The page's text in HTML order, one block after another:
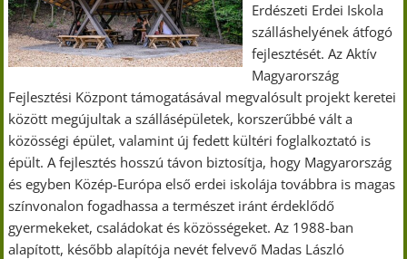
Erdészeti Erdei Iskola
szálláshelyének átfogó
fejlesztését. Az Aktív
Magyarország
Fejlesztési Központ támogatásával megvalósult projekt keretei
között megújultak a szállásépületek, korszerűbbé vált a
közösségi épület, valamint új fedett kültéri foglalkoztató is
épült. A fejlesztés hosszú távon biztosítja, hogy Magyarország
és egyben Közép-Európa első erdei iskolája továbbra is magas
színvonalon fogadhassa a természet iránt érdeklődő
gyermekeket, családokat és közösségeket. Az 1988-ban
alapított, később alapítója nevét felvevő Madas László